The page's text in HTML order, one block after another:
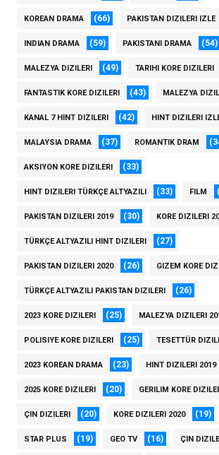
KOREAN DRAMA (66) PAKISTAN DIZILERI IZLE
INDIAN DRAMA (59) PAKISTANI DRAMA (54)
MALEZYA DIZILERI (49) TARIHI KORE DIZILERI
FANTASTIK KORE DIZILERI (43) MALEZYA
KANAL 7 HINT DIZILERI (42) HINT DIZILERI
MALAYSIA DRAMA (37) ROMANTIK DRAM
AKSIYON KORE DIZILERI (33)
HINT DIZILERI TÜRKÇE ALTYAZILI (33) FILM
PAKISTAN DIZILERI 2019 (30) KORE DIZILERI
TÜRKÇE ALTYAZILI HINT DIZILERI (27)
PAKISTAN DIZILERI 2020 (26) GIZEM KORE
TÜRKÇE ALTYAZILI PAKISTAN DIZILERI (26)
2023 KORE DIZILERI (25) MALEZYA DIZILERI
POLISIYE KORE DIZILERI (25) TESETTÜR
2023 KOREAN DRAMA (23) HINT DIZILERI 2019
2025 KORE DIZILERI (20) GERILIM KORE
ÇIN DIZILERI (20) KORE DIZILERI 2020 (19)
STAR PLUS (19) GEO TV (16) ÇIN